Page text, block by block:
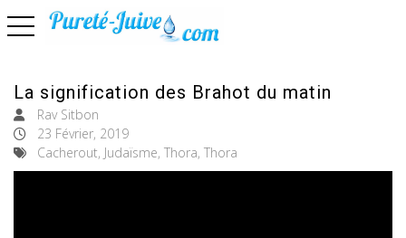
basculer la navigation
La signification des Brahot du matin
Rav Sitbon
23 Février, 2019
Cacherout, Judaïsme, Thora, Thora